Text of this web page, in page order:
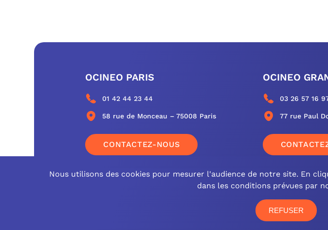
OCINEO PARIS
01 42 44 23 44
58 rue de Monceau – 75008 Paris
CONTACTEZ-NOUS
OCINEO
03 26 57 16
77 rue Paul
Nous utilisons des cookies pour mesurer l'audience de notre site. En
dans les conditions prévues par
REFUSER